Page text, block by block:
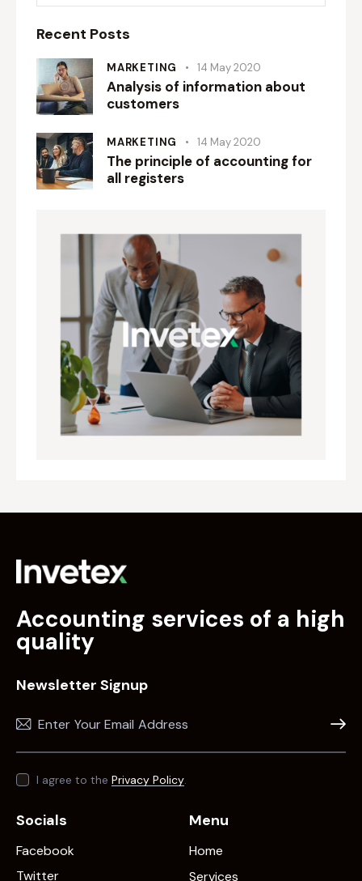
Recent Posts
MARKETING 14 May 2020
Analysis of information about
customers
MARKETING 14 May 2020
The principle of accounting for
all registers
Accounting services of a high
quality
Newsletter Signup
I agree to the Privacy Policy.
Socials
Facebook
Twitter
Menu
Home
Services